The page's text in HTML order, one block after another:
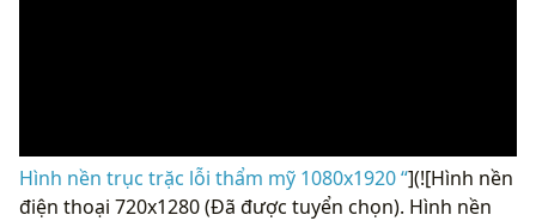
Hình nền trục trặc lỗi thẩm mỹ 1080x1920 “](![Hình nền
điện thoại 720x1280 (Đã được tuyển chọn). Hình nền